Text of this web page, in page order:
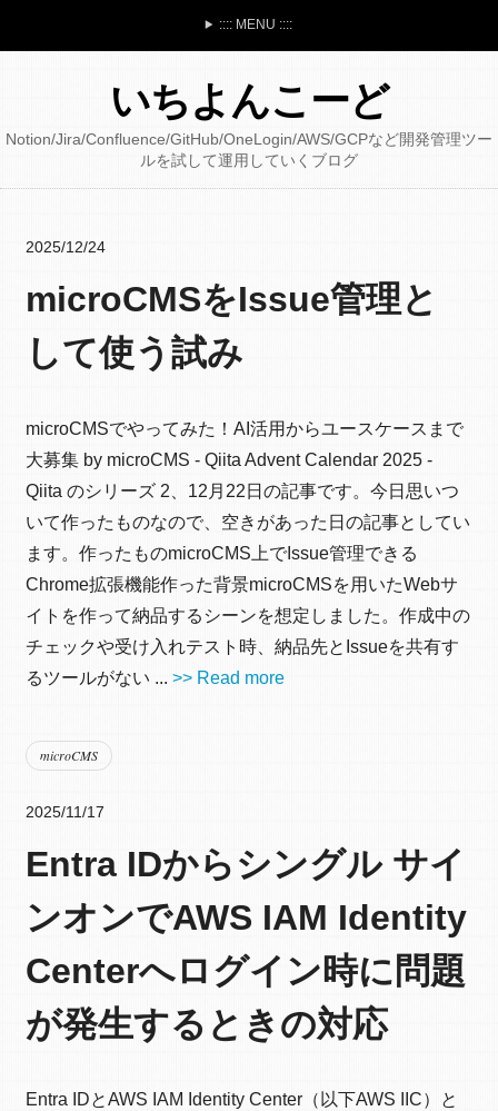
:::: MENU ::::
いちよんこーど
Notion/Jira/Confluence/GitHub/OneLogin/AWS/GCPなど開発管理ツー
ルを試して運用していくブログ
2025/12/24
microCMSをIssue管理と
して使う試み
microCMSでやってみた！AI活用からユースケースまで
大募集 by microCMS - Qiita Advent Calendar 2025 -
Qiita のシリーズ 2、12月22日の記事です。今日思いつ
いて作ったものなので、空きがあった日の記事としてい
ます。作ったものmicroCMS上でIssue管理できる
Chrome拡張機能作った背景microCMSを用いたWebサ
イトを作って納品するシーンを想定しました。作成中の
チェックや受け入れテスト時、納品先とIssueを共有す
るツールがない ... >> Read more
microCMS
2025/11/17
Entra IDからシングル サイ
ンオンでAWS IAM Identity
Centerへログイン時に問題
が発生するときの対応
Entra IDとAWS IAM Identity Center（以下AWS IIC）と